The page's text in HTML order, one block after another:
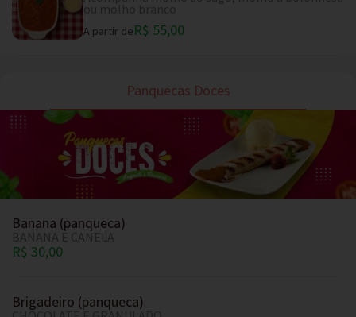
A partir deR$ 55,00
Panquecas Doces
Banana (panqueca)
R$ 30,00
Brigadeiro (panqueca)